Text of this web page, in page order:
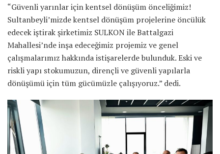
“Güvenli yarınlar için kentsel dönüşüm önceliğimiz!
Sultanbeyli’mizde kentsel dönüşüm projelerine öncülük
edecek iştirak şirketimiz SULKON ile Battalgazi
Mahallesi’nde inşa edeceğimiz projemiz ve genel
çalışmalarımız hakkında istişarelerde bulunduk. Eski ve
riskli yapı stokumuzun, dirençli ve güvenli yapılarla
dönüşümü için tüm gücümüzle çalışıyoruz.” dedi.